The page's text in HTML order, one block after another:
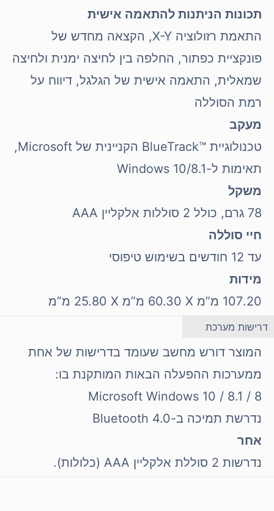
תכונות הניתנות להתאמה אישית
התאמת רזולוציה X-Y, הקצאה מחדש של
פונקציית כפתור, החלפה בין לחיצה ימנית ולחיצה
שמאלית, התאמה אישית של הגלגל, דיווח על
רמת הסוללה
מעקב
טכנולוגיית BlueTrack™‎ הקניינית של Microsoft‏,
תאימות ל-Windows 10/8.1
משקל
78 גרם, כולל 2 סוללות אלקליין AAA
חיי סוללה
עד 12 חודשים בשימוש טיפוסי
מידות
107.20 מ”מ X‏ 60.30 מ”מ X‏ 25.80 מ”מ
דרישות מערכת
המוצר דורש מחשב שעומד בדרישות של אחת
ממערכות ההפעלה הבאות המותקנת בו:
Microsoft Windows 10 / 8.1 / 8
נדרשת תמיכה ב-Bluetooth 4.0
אחר
נדרשות 2 סוללת אלקליין AAA (כלולות).